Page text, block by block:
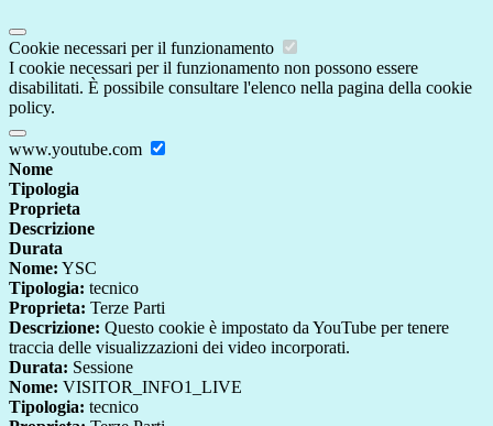
Cookie necessari per il funzionamento
I cookie necessari per il funzionamento non possono essere
disabilitati. È possibile consultare l'elenco nella pagina della cookie
policy.
www.youtube.com
Nome
Tipologia
Proprieta
Descrizione
Durata
Nome: YSC
Tipologia: tecnico
Proprieta: Terze Parti
Descrizione: Questo cookie è impostato da YouTube per tenere
traccia delle visualizzazioni dei video incorporati.
Durata: Sessione
Nome: VISITOR_INFO1_LIVE
Tipologia: tecnico